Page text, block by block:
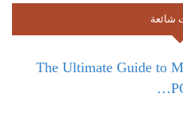
شائعة
The Ultimate Guide to